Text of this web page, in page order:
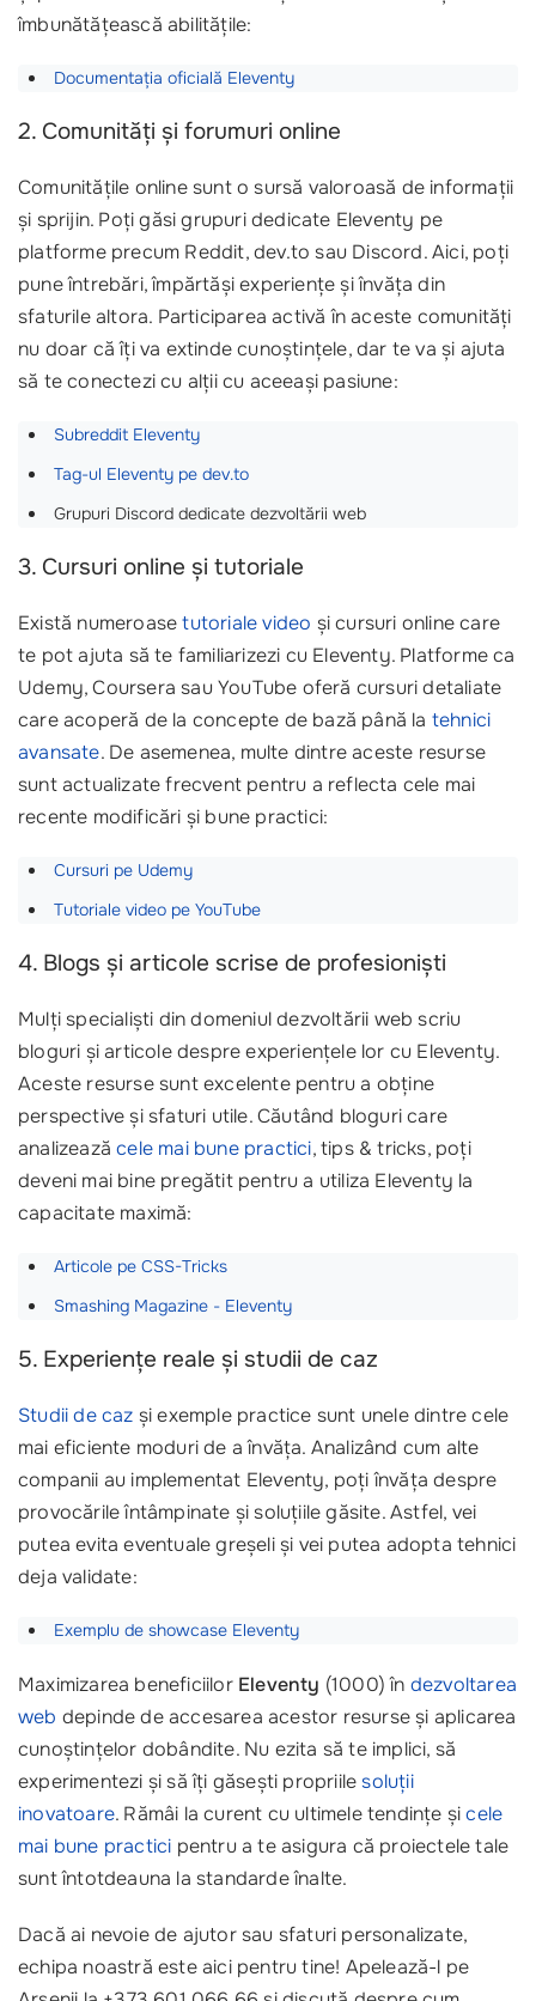
îmbunătățească abilitățile:
Documentația oficială Eleventy
2. Comunități și forumuri online
Comunitățile online sunt o sursă valoroasă de informații
și sprijin. Poți găsi grupuri dedicate Eleventy pe
platforme precum Reddit, dev.to sau Discord. Aici, poți
pune întrebări, împărtăși experiențe și învăța din
sfaturile altora. Participarea activă în aceste comunități
nu doar că îți va extinde cunoștințele, dar te va și ajuta
să te conectezi cu alții cu aceeași pasiune:
Subreddit Eleventy
Tag-ul Eleventy pe dev.to
Grupuri Discord dedicate dezvoltării web
3. Cursuri online și tutoriale
Există numeroasetutoriale video și cursuri online care
te pot ajuta să te familiarizezi cu Eleventy. Platforme ca
Udemy, Coursera sau YouTube oferă cursuri detaliate
care acoperă de la concepte de bază până la tehnici
avansate. De asemenea, multe dintre aceste resurse
sunt actualizate frecvent pentru a reflecta cele mai
recente modificări și bune practici:
Cursuri pe Udemy
Tutoriale video pe YouTube
4. Blogs și articole scrise de profesioniști
Mulți specialiști din domeniul dezvoltării web scriu
bloguri și articole despre experiențele lor cu Eleventy.
Aceste resurse sunt excelente pentru a obține
perspective și sfaturi utile. Căutând bloguri care
analizeazăcele mai bune practici, tips & tricks, poți
deveni mai bine pregătit pentru a utiliza Eleventy la
capacitate maximă:
Articole pe CSS-Tricks
Smashing Magazine - Eleventy
5. Experiențe reale și studii de caz
Studii de caz și exemple practice sunt unele dintre cele
mai eficiente moduri de a învăța. Analizând cum alte
companii au implementat Eleventy, poți învăța despre
provocările întâmpinate și soluțiile găsite. Astfel, vei
putea evita eventuale greșeli și vei putea adopta tehnici
deja validate:
Exemplu de showcase Eleventy
Maximizarea beneficiilor Eleventy (1000) în dezvoltarea
web depinde de accesarea acestor resurse și aplicarea
cunoștințelor dobândite. Nu ezita să te implici, să
experimentezi și să îți găsești propriilesoluții
inovatoare. Rămâi la curent cu ultimele tendințe șicele
mai bune practici pentru a te asigura că proiectele tale
sunt întotdeauna la standarde înalte.
Dacă ai nevoie de ajutor sau sfaturi personalizate,
echipa noastră este aici pentru tine! Apelează-l pe